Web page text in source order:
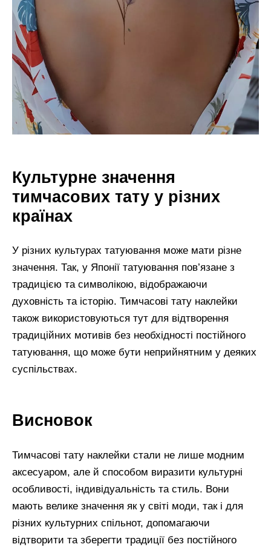
Культурне значення
тимчасових тату у різних
країнах
У різних культурах татуювання може мати різне
значення. Так, у Японії татуювання пов’язане з
традицією та символікою, відображаючи
духовність та історію. Тимчасові тату наклейки
також використовуються тут для відтворення
традиційних мотивів без необхідності постійного
татуювання, що може бути неприйнятним у деяких
суспільствах.
Висновок
Тимчасові тату наклейки стали не лише модним
аксесуаром, але й способом виразити культурні
особливості, індивідуальність та стиль. Вони
мають велике значення як у світі моди, так і для
різних культурних спільнот, допомагаючи
відтворити та зберегти традиції без постійного